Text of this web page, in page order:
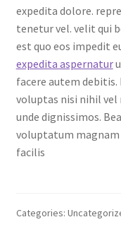
expedita dolore.
tenetur vel. velit qui
est quo eos impedit
expedita aspernatur
facere autem
voluptas nisi nihil vel
unde dignissimos.
voluptatum magnam
facilis
Categories: